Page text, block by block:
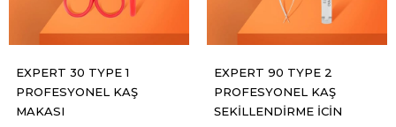
EXPERT 30 TYPE 1
PROFESYONEL KAŞ
MAKASI
EXPERT 90 TYPE 2
PROFESYONEL KAŞ
ŞEKİLLENDİRME İÇİN